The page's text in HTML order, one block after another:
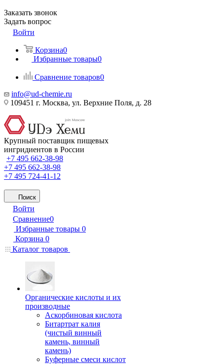
Заказать звонок
Задать вопрос
Войти
Корзина0
Избранные товары0
Сравнение товаров0
info@ud-chemie.ru
109451 г. Москва, ул. Верхние Поля, д. 28
Крупный поставщик пищевых
ингридиентов в России
+7 495 662-38-98
+7 495 662-38-98
+7 495 724-41-12
Поиск
Войти
Сравнение0
Избранные товары 0
Корзина 0
Каталог товаров
Органические кислоты и их
производные
Аскорбиновая кислота
Битартрат калия
(чистый винный
камень, винный
камень)
Буферные смеси кислот